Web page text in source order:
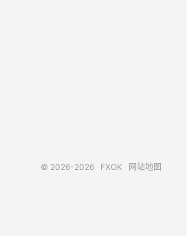
© 2026-2026 FXOK 网站地图